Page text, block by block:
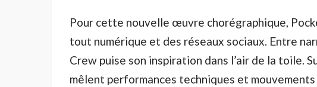
Pour cette nouvelle œuvre chorégraphique,
tout numérique et des réseaux sociaux. Entre
Crew puise son inspiration dans l’air de la toile.
mêlent performances techniques et